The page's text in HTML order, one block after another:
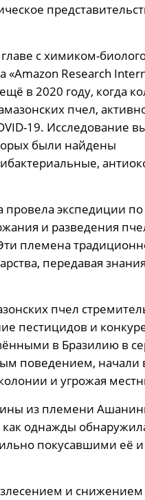
с химиком-
«Amazon Research
в 2020 году, когда
пчел,
19. Исследование
были найдены
провела экспедиции
и разведения
племена
передавая
пчел
пестицидов и
в Бразилию в
поведением, начали
и угрожая
из племени
как однажды
покусавшими её
и